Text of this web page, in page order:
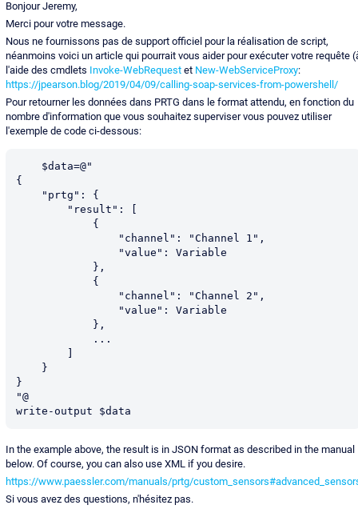
Bonjour Jeremy,
Merci pour votre message.
Nous ne fournissons pas de support officiel pour la réalisation de script,
néanmoins voici un article qui pourrait vous aider pour exécuter votre requête
l'aide des cmdlets Invoke-WebRequestet New-WebServiceProxy:
https://jpearson.blog/2019/04/09/calling-soap-services-from-powershell/
Pour retourner les données dans PRTG dans le format attendu, en fonction du
nombre d'information que vous souhaitez superviser vous pouvez utiliser
l'exemple de code ci-dessous:
{
}
"@
In the example above, the result is in JSON format as described in the manual
below. Of course, you can also use XML if you desire.
https://www.paessler.com/manuals/prtg/
Si vous avez des questions, n'hésitez pas.